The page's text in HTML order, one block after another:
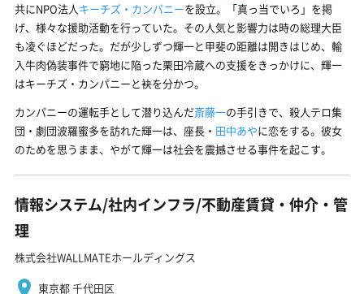
共にNPO法人キーチズ・カンパニーを設立。「真っ当でいろ」を掲
げ、様々な援助活動を行っていた。その人気と影響力は時の総理大臣
も凌ぐほどだった。だが少しずつ輝一と甲斐の距離は開きはじめ、輸
入牛肉偽装事件で窮地に陥った栗田冷蔵への支援をきっかけに、輝一
はキーチズ・カンパニーと袂を分かつ。
カンパニーの運転手として潜り込んだ斎藤一の手引きで、殺人テロ集
団・劇団波羅蜜多を訪れた輝一は、座長・ 田中あやに恋をする。彼女
のためを思うまま、やがて輝一は社会を震撼させる事件を起こす。
情報システム/社内インフラ/不動産賃貸・仲介・管
理
株式会社WALLMATEホールディングス
東京都 千代田区